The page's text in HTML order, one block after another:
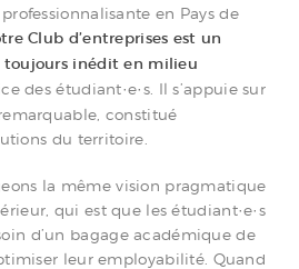
en Pays de
Club d’entreprises est un
inédit en milieu
des étudiant·e·s. Il s’appuie sur
constitué
du territoire.
la même vision pragmatique
qui est que les étudiant·e·s
d’un bagage académique de
leur employabilité. Quand